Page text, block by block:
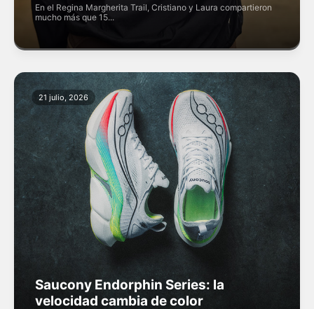
En el Regina Margherita Trail, Cristiano y Laura compartieron
mucho más que 15...
Saucony Endorphin Series: la
velocidad cambia de color
21 julio, 2026